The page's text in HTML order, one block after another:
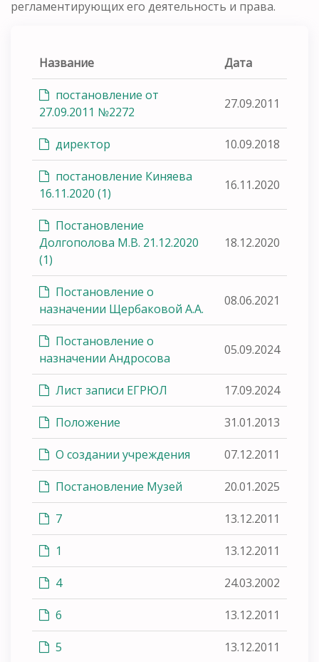
регламентирующих его деятельность и права.
Название Дата
постановление от
27.09.2011 №2272
27.09.2011
директор 10.09.2018
постановление Киняева
16.11.2020 (1)
16.11.2020
Постановление
Долгополова М.В. 21.12.2020
(1)
18.12.2020
Постановление о
назначении Щербаковой А.А.
08.06.2021
Постановление о
назначении Андросова
05.09.2024
Лист записи ЕГРЮЛ 17.09.2024
Положение 31.01.2013
О создании учреждения 07.12.2011
Постановление Музей 20.01.2025
7 13.12.2011
1 13.12.2011
4 24.03.2002
6 13.12.2011
5 13.12.2011